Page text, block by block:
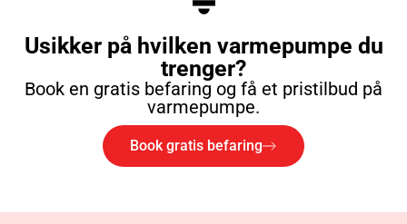
Usikker på hvilken varmepumpe du
trenger?
Book en gratis befaring og få et pristilbud på
varmepumpe.
Book gratis befaring